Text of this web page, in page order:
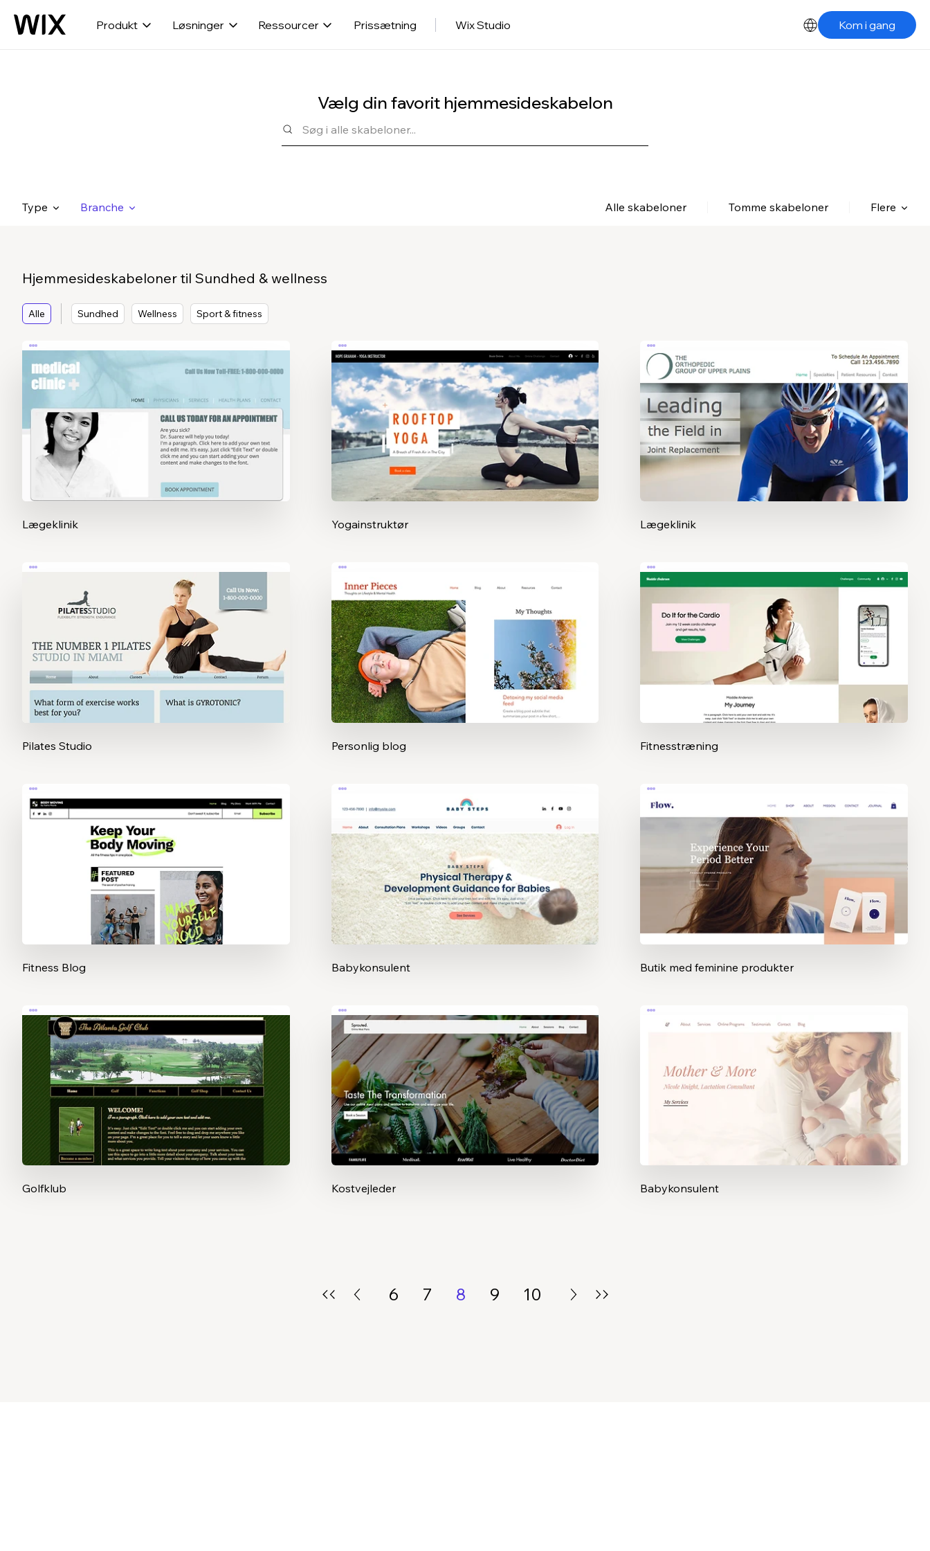
Produkt Løsninger Ressourcer Prissætning Wix Studio Kom i gang
Vælg din favorit hjemmesideskabelon
Type Branche Alle skabeloner Tomme skabeloner Flere
Hjemmesideskabeloner til Sundhed & wellness
Alle Sundhed Wellness Sport & fitness
Lægeklinik Yogainstruktør Lægeklinik
Pilates Studio Personlig blog Fitnesstræning
Fitness Blog Babykonsulent Butik med feminine produkter
Golfklub Kostvejleder Babykonsulent
6 7 8 9 10